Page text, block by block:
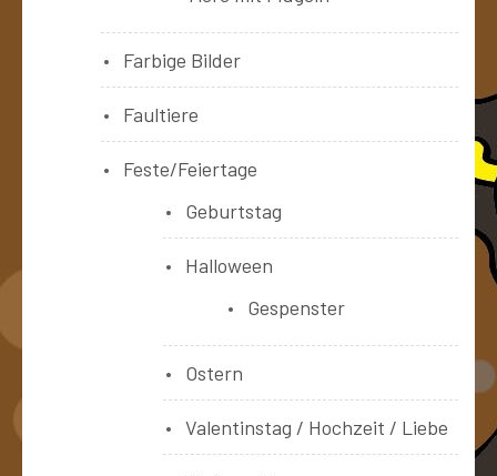
Farbige Bilder
Faultiere
Feste/Feiertage
Geburtstag
Halloween
Gespenster
Ostern
Valentinstag / Hochzeit / Liebe